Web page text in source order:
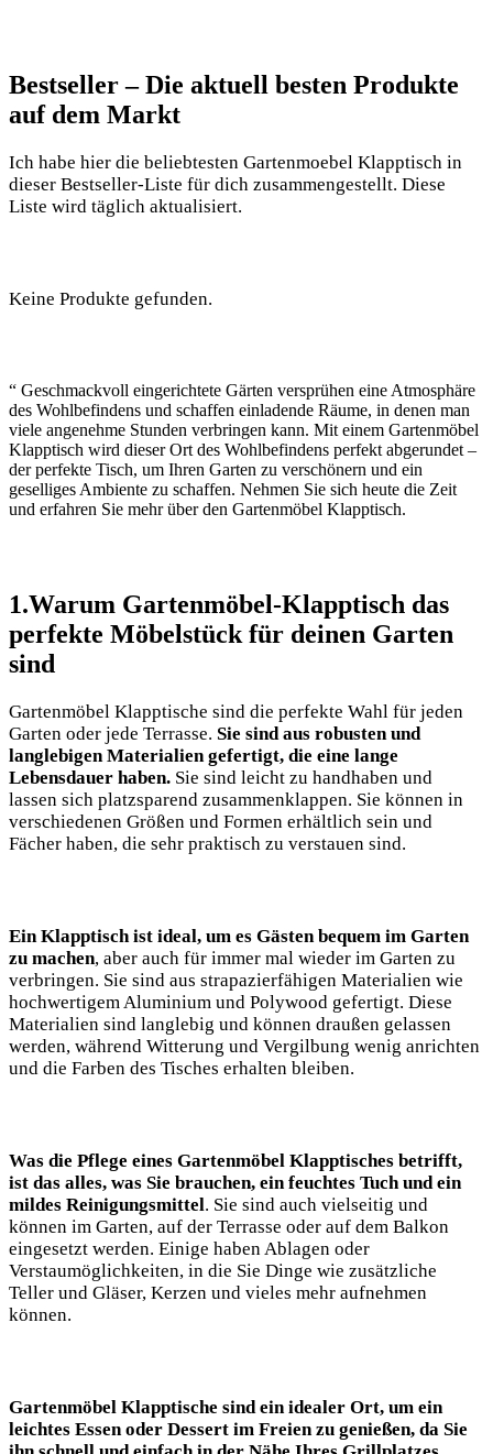
Bestseller – Die aktuell besten Produkte
auf dem Markt
Ich habe hier die beliebtesten Gartenmoebel Klapptisch in
dieser Bestseller-Liste für dich zusammengestellt. Diese
Liste wird täglich aktualisiert.
Keine Produkte gefunden.
“ Geschmackvoll eingerichtete Gärten versprühen eine Atmosphäre
des Wohlbefindens und schaffen einladende Räume, in denen man
viele angenehme Stunden verbringen kann. Mit einem Gartenmöbel
Klapptisch wird dieser Ort des Wohlbefindens perfekt abgerundet –
der perfekte Tisch, um Ihren Garten zu verschönern und ein
geselliges Ambiente zu schaffen. Nehmen Sie sich heute die Zeit
und erfahren Sie mehr über den Gartenmöbel Klapptisch.
1.Warum Gartenmöbel-Klapptisch das
perfekte Möbelstück für deinen Garten
sind
Gartenmöbel Klapptische sind die perfekte Wahl für jeden
Garten oder jede Terrasse. Sie sind aus robusten und
langlebigen Materialien gefertigt, die eine lange
Lebensdauer haben. Sie sind leicht zu handhaben und
lassen sich platzsparend zusammenklappen. Sie können in
verschiedenen Größen und Formen erhältlich sein und
Fächer haben, die sehr praktisch zu verstauen sind.
Ein Klapptisch ist ideal, um es Gästen bequem im Garten
zu machen, aber auch für immer mal wieder im Garten zu
verbringen. Sie sind aus strapazierfähigen Materialien wie
hochwertigem Aluminium und Polywood gefertigt. Diese
Materialien sind langlebig und können draußen gelassen
werden, während Witterung und Vergilbung wenig anrichten
und die Farben des Tisches erhalten bleiben.
Was die Pflege eines Gartenmöbel Klapptisches betrifft,
ist das alles, was Sie brauchen, ein feuchtes Tuch und ein
mildes Reinigungsmittel. Sie sind auch vielseitig und
können im Garten, auf der Terrasse oder auf dem Balkon
eingesetzt werden. Einige haben Ablagen oder
Verstaumöglichkeiten, in die Sie Dinge wie zusätzliche
Teller und Gläser, Kerzen und vieles mehr aufnehmen
können.
Gartenmöbel Klapptische sind ein idealer Ort, um ein
leichtes Essen oder Dessert im Freien zu genießen, da Sie